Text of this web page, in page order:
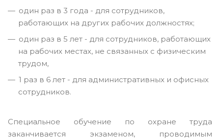
один раз в 3 года - для сотрудников,
работающих на других рабочих должностях;
один раз в 5 лет - для сотрудников, работающих
на рабочих местах, не связанных с физическим
трудом,
1 раз в 6 лет - для административных и офисных
сотрудников.
Специальное обучение по охране труда
заканчивается экзаменом, проводимым